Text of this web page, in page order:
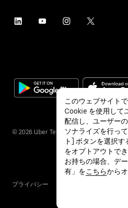
© 2026 Uber Technologies Inc.
プライバシー
このウェブサイト
Cookie を使用して
配信し、ユーザー
ソナライズを行っ
ト] ボタンを選択
をオプトアウトで
お持ちの場合、デ
有」をこちらから